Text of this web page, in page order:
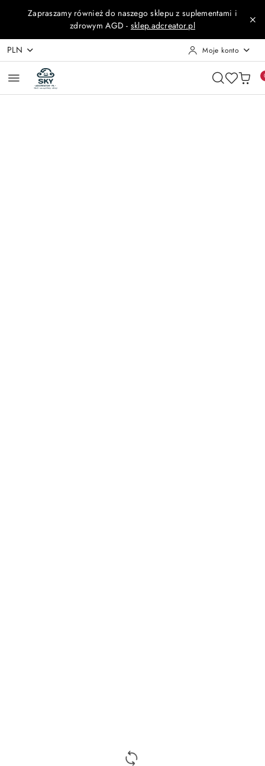
Przejdź do treści głównej
Przejdź do wyszukiwarki
Przejdź do moje konto
Przejdź do menu głównego
Przejdź do opisu produktu
Przejdź do stopki
Zapraszamy również do naszego sklepu z suplementami i
zdrowym AGD - sklep.adcreator.pl
PLN Moje konto